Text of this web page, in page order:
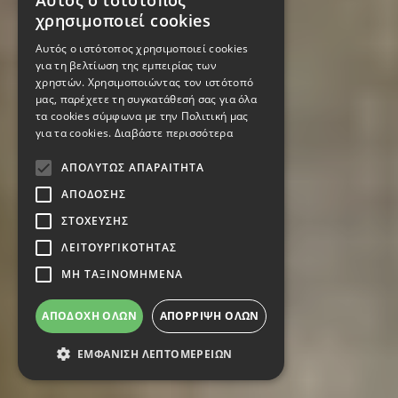
χρησιμοποιεί cookies
Αυτός ο ιστότοπος χρησιμοποιεί cookies
για τη βελτίωση της εμπειρίας των
χρηστών. Χρησιμοποιώντας τον ιστότοπό
μας, παρέχετε τη συγκατάθεσή σας για όλα
τα cookies σύμφωνα με την Πολιτική μας
για τα cookies. Διαβάστε περισσότερα
ΑΠΟΛΎΤΩΣ ΑΠΑΡΑΊΤΗΤΑ
ΑΠΌΔΟΣΗΣ
ΣΤΌΧΕΥΣΗΣ
ΛΕΙΤΟΥΡΓΙΚΌΤΗΤΑΣ
ΜΗ ΤΑΞΙΝΟΜΗΜΈΝΑ
ΑΠΟΔΟΧΉ ΌΛΩΝ ΑΠΌΡΡΙΨΗ ΌΛΩΝ
ΕΜΦΆΝΙΣΗ ΛΕΠΤΟΜΕΡΕΙΏΝ